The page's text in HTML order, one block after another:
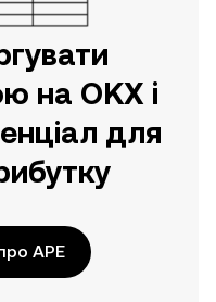
на OKX і
для
APE